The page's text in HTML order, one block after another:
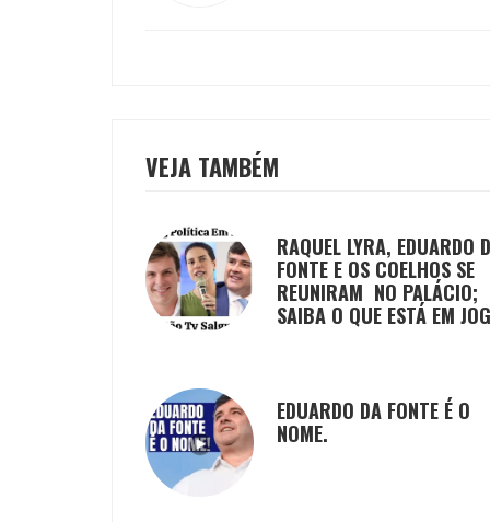
VEJA TAMBÉM
RAQUEL LYRA, EDUARDO
FONTE E OS COELHOS SE
REUNIRAM NO PALÁCIO;
SAIBA O QUE ESTÁ EM
EDUARDO DA FONTE É O
NOME.